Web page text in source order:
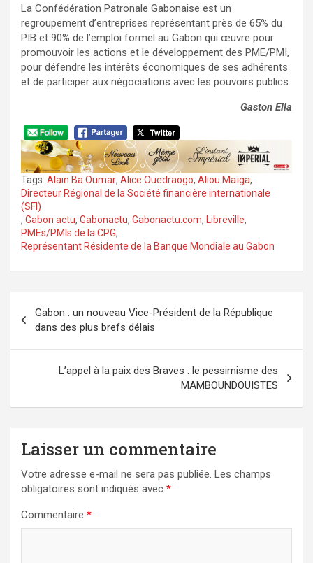
La Confédération Patronale Gabonaise est un
regroupement d’entreprises représentant près de 65% du
PIB et 90% de l’emploi formel au Gabon qui œuvre pour
promouvoir les actions et le développement des PME/PMI,
pour défendre les intérêts économiques de ses adhérents
et de participer aux négociations avec les pouvoirs publics.
Gaston Ella
Tags: Alain Ba Oumar, Alice Ouedraogo, Aliou Maïga,
Directeur Régional de la Société financière internationale
(SFI)
, Gabon actu, Gabonactu, Gabonactu.com, Libreville,
PMEs/PMIs de la CPG,
Représentant Résidente de la Banque Mondiale au Gabon
de
l’article
Gabon : un nouveau Vice-Président de la République
dans des plus brefs délais
L’appel à la paix des Braves : le pessimisme des
MAMBOUNDOUISTES
Laisser un commentaire
Votre adresse e-mail ne sera pas publiée. Les champs
obligatoires sont indiqués avec *
Commentaire *